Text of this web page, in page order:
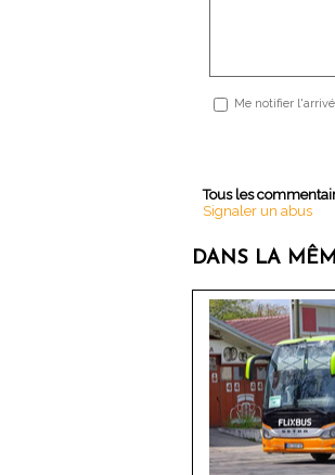
Me notifier
Tous les
Signaler un abus
DANS LA